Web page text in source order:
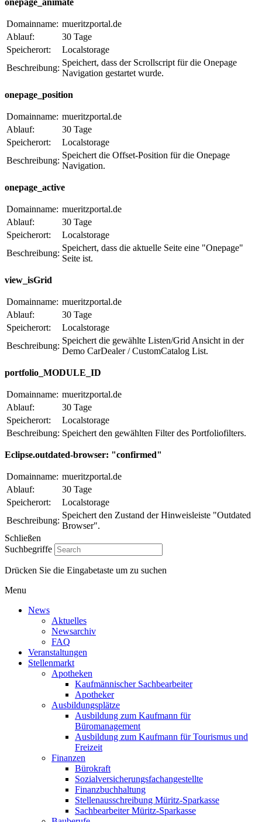
Domainname: mueritzportal.de
Ablauf:
30 Tage
Speicherort:
Localstorage
Beschreibung:
Speichert, dass der Scrollscript für die Onepage
Navigation gestartet wurde.
onepage_position
Domainname: mueritzportal.de
Ablauf:
30 Tage
Speicherort:
Localstorage
Beschreibung:
Speichert die Offset-Position für die Onepage
Navigation.
onepage_active
Domainname: mueritzportal.de
Ablauf:
30 Tage
Speicherort:
Localstorage
Beschreibung:
Speichert, dass die aktuelle Seite eine "Onepage"
Seite ist.
view_isGrid
Domainname: mueritzportal.de
Ablauf:
30 Tage
Speicherort:
Localstorage
Beschreibung:
Speichert die gewählte Listen/Grid Ansicht in der
Demo CarDealer / CustomCatalog List.
portfolio_MODULE_ID
Domainname: mueritzportal.de
Ablauf:
30 Tage
Speicherort:
Localstorage
Beschreibung: Speichert den gewählten Filter des Portfoliofilters.
Eclipse.outdated-browser: "confirmed"
Domainname: mueritzportal.de
Ablauf:
30 Tage
Speicherort:
Localstorage
Beschreibung:
Speichert den Zustand der Hinweisleiste "Outdated
Browser".
Schließen
Suchbegriffe
Drücken Sie die Eingabetaste um zu suchen
Menu
News
Aktuelles
Newsarchiv
FAQ
Veranstaltungen
Stellenmarkt
Apotheken
Kaufmännischer Sachbearbeiter
Apotheker
Ausbildungsplätze
Ausbildung zum Kaufmann für
Büromanagement
Ausbildung zum Kaufmann für Tourismus und
Freizeit
Finanzen
Bürokraft
Sozialversicherungsfachangestellte
Finanzbuchhaltung
Stellenausschreibung Müritz-Sparkasse
Sachbearbeiter Müritz-Sparkasse